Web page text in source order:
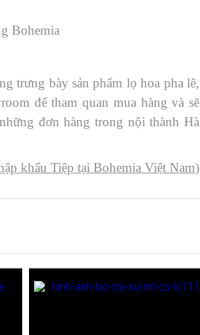
Bohemia
trưng bày sản phẩm lọ hoa pha lê,
để tham quan mua hàng và sẽ
đơn hàng trong nội thành Hà
khẩu Tiệp tại Bohemia Việt Nam)